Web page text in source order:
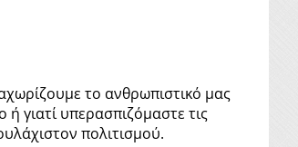
το ανθρωπιστικό μας
γιατί υπερασπιζόμαστε τις
πολιτισμού.